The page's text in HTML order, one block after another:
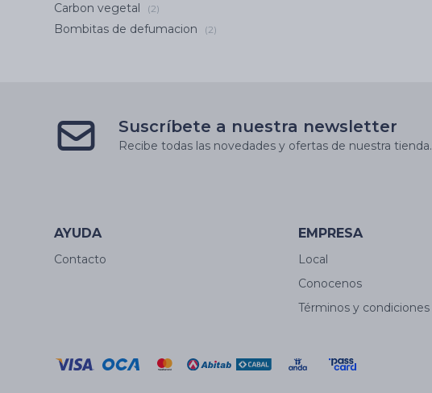
Carbon vegetal (2)
Bombitas de defumacion (2)
Suscríbete a nuestra newsletter
Recibe todas las novedades y ofertas de nuestra tienda.
AYUDA
Contacto
EMPRESA
Local
Conocenos
Términos y condiciones